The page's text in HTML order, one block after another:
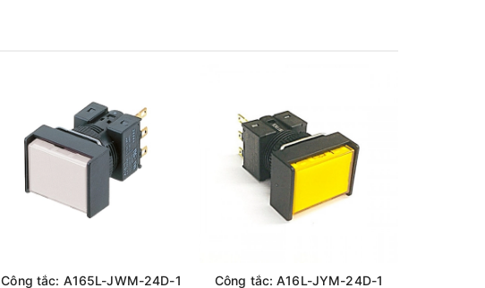
Công tắc: A165L-JWM-24D-1 Công tắc: A16L-JYM-24D-1